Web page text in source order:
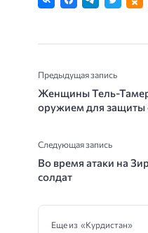
Предыдущая запись
Женщины Тель-
оружием для защиты
Следующая запись
Во время атаки на
солдат
Еще из «Курдистан»